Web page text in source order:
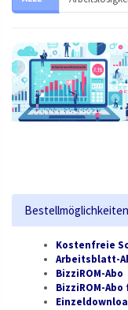
Bestellmöglichkeiten
Kostenfreie
Arbeitsblatt-
BizziROM-Abo
BizziROM-